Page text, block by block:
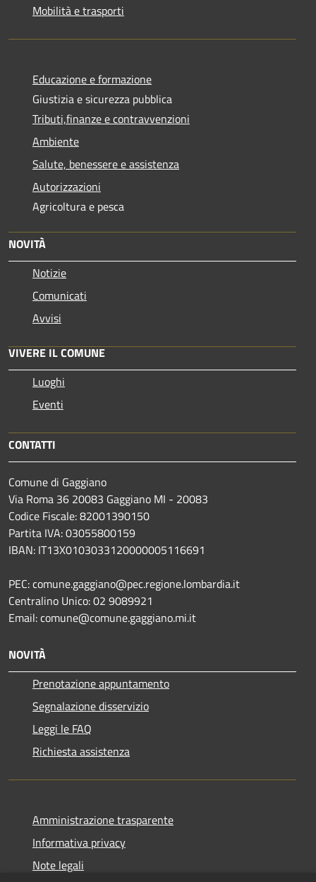
Mobilità e trasporti
Educazione e formazione
Giustizia e sicurezza pubblica
Tributi,finanze e contravvenzioni
Ambiente
Salute, benessere e assistenza
Autorizzazioni
Agricoltura e pesca
NOVITÀ
Notizie
Comunicati
Avvisi
VIVERE IL COMUNE
Luoghi
Eventi
CONTATTI
Comune di Gaggiano
Via Roma 36 20083 Gaggiano MI - 20083
Codice Fiscale: 82001390150
Partita IVA: 03055800159
IBAN: IT13X0103033120000005116691
PEC: comune.gaggiano@pec.regione.lombardia.it
Centralino Unico: 02 9089921
Email: comune@comune.gaggiano.mi.it
NOVITÀ
Prenotazione appuntamento
Segnalazione disservizio
Leggi le FAQ
Richiesta assistenza
Amministrazione trasparente
Informativa privacy
Note legali